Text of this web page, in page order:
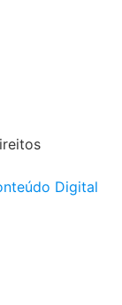
Digital